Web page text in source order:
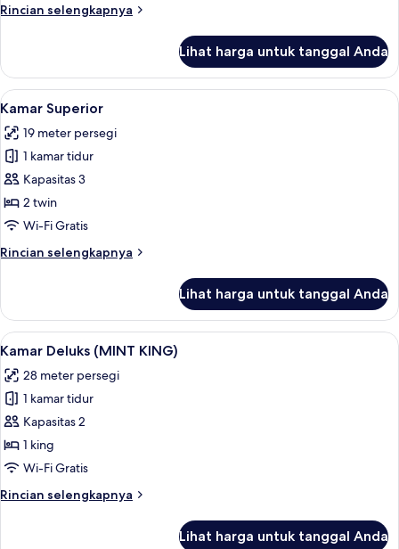
KING)
Rincian selengkapnya
Rincian
Kamar
Superior
(ART
KING)
Lihat harga untuk tanggal Anda
Lihat
semua
foto
untuk
Kamar
Superior
Seprai premium, meja kerja, tirai
6
Kamar Superior
19 meter persegi
1 kamar tidur
Kapasitas 3
2 twin
Wi-Fi Gratis
Rincian selengkapnya
Rincian
Kamar
Superior
Lihat harga untuk tanggal Anda
Lihat
semua
foto
untuk
Kamar
Deluks
(MINT
Kamar Deluks (MINT KING) | Seprai
4
Kamar Deluks (MINT KING)
28 meter persegi
1 kamar tidur
Kapasitas 2
1 king
Wi-Fi Gratis
Rincian selengkapnya
Rincian
Lihat harga untuk tanggal Anda